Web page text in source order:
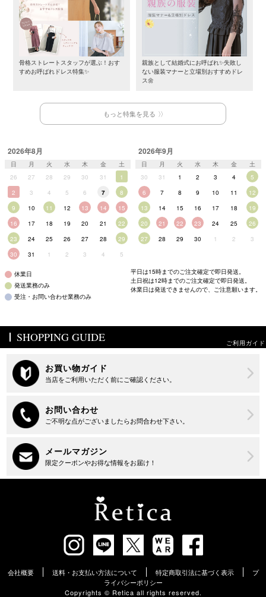
骨格ストレートスタッフが選ぶ！おす
すめお呼ばれドレス特集✨
親族として結婚式にお呼ばれ✨失敗し
ない服装マナーと立場別おすすめドレ
ス🌼
もっと特集を見る
2026年8月
日 月 火 水 木 金
土
26
27 28 29 30 31
1
2
3 4 5 6 7
8
9
10 11 12 13 14
15
16
17 18 19 20 21
22
23
24 25 26 27 28
29
30
31 1 2 3 4 5
2026年9月
日 月 火 水 木 金
土
30
31 1 2 3 4
5
6
7 8 9 10 11
12
13
14 15 16 17 18
19
20
21 22 23 24 25
26
27
28 29 30 1 2 3
休業日
発送業務のみ
受注・お問い合わせ業務のみ
平日は15時までのご注文確定で即日発送。
土日祝は12時までのご注文確定で即日発送。
休業日は発送できませんので、ご注意願います。
SHOPPING GUIDE ご利用ガイド
会社概要 送料・お支払い方法について 特定商取引法に基づく表示
プ
ライバシーポリシー
Copyrights ©︎ Retica all rights reserved.